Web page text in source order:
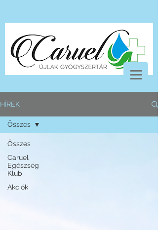
HÍREK
Összes
Caruel
Egészség
Klub
Akciók
Összes